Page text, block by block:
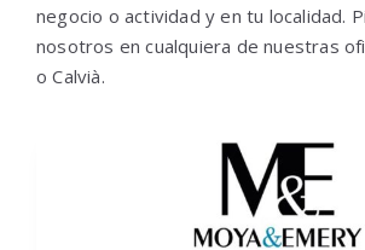
negocio o actividad y en tu localidad.
nosotros en cualquiera de nuestras
o Calvià.